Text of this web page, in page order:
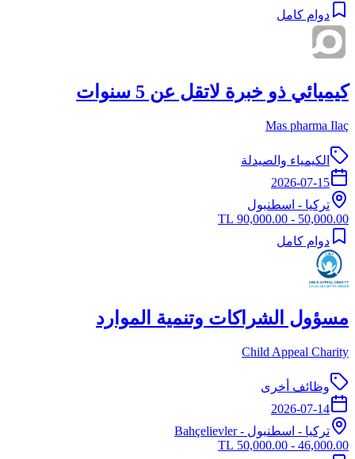
دوام كامل
كيميائي ذو خبرة لاتقل عن 5 سنوات
Mas pharma Ilaç
الكيمياء والصيدلة
2026-07-15
تركيا - اسطنبول
50,000.00 - 90,000.00 TL
دوام كامل
مسؤول الشراكات وتنمية الموارد
Child Appeal Charity
وظائف أخرى
2026-07-14
تركيا - اسطنبول - Bahçelievler
46,000.00 - 50,000.00 TL